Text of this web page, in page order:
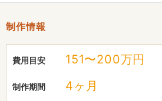
制作情報
費用目安 151〜200万円
制作期間 4ヶ月